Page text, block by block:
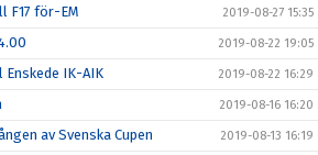
F17 för-EM 2019-08-27 15:35
2019-08-22 19:05
IK-AIK 2019-08-22 16:29
2019-08-16 16:20
av Svenska Cupen 2019-08-13 16:19